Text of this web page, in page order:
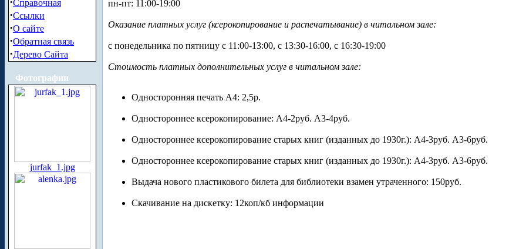
Справочная
·Ссылки
·О сайте
·Обратная связь
·Дерево Сайта
Фотографии
jurfak_1.jpg
пн-пт: 11:00-19:00
Оказание платных услуг (ксерокопирование и распечатывание) в читальном зале:
с понедельника по пятницу с 11:00-13:00, с 13:30-16:00, с 16:30-19:00
Стоимость платных дополнительных услуг в читальном зале:
Односторонняя печать А4: 2,5р.
Одностороннее ксерокопирование: А4-2руб. А3-4руб.
Одностороннее ксерокопирование старых книг (изданных до 1930г.): А4-3руб. А3-6руб.
Одностороннее ксерокопирование старых книг (изданных до 1930г.): А4-3руб. А3-6руб.
Выдача нового пластикового билета для библиотеки взамен утраченного: 150руб.
Скачивание на дискетку: 12коп/кб информации